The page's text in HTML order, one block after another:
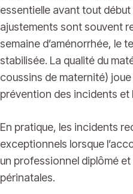
essentielle avant tout
ajustements sont souvent
semaine d’aménorrhée, le
stabilisée. La qualité du
coussins de maternité)
prévention des incidents
En pratique, les incidents
exceptionnels lorsque
un professionnel diplômé
périnatales.